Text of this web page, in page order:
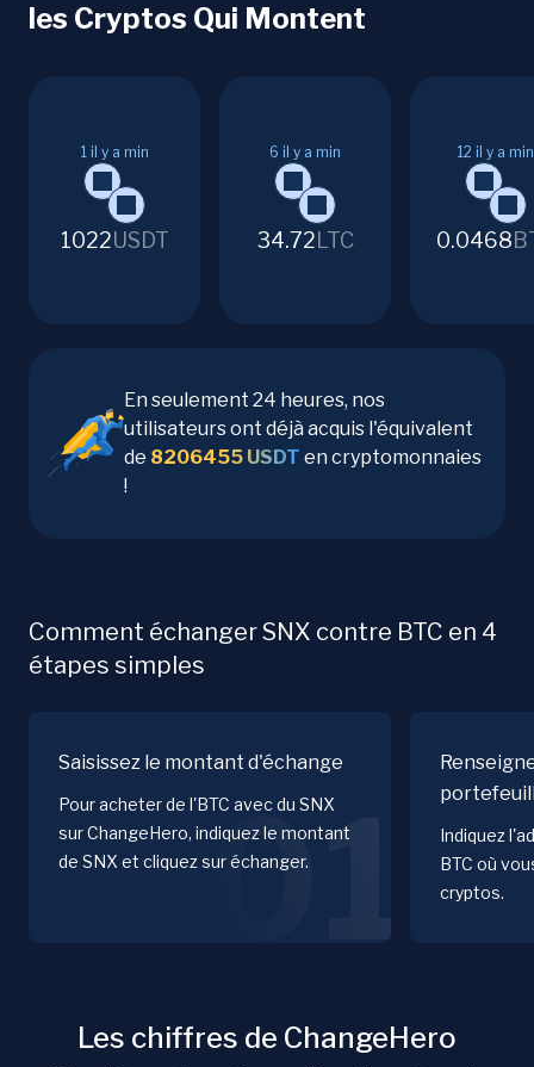
les Cryptos Qui Montent
1 il y a min
1022USDT
6 il y a min
34.72LTC
12 il y a min
0.0468
En seulement 24 heures, nos
utilisateurs ont déjà acquis l'équivalent
de 8206455 USDT en cryptomonnaies
!
Comment échanger SNX contre BTC en 4
étapes simples
Saisissez le montant d'échange
Pour acheter de l'BTC avec du SNX
sur ChangeHero, indiquez le montant
de SNX et cliquez sur échanger.
01
Indiquez
BTC où
cryptos.
Les chiffres de ChangeHero